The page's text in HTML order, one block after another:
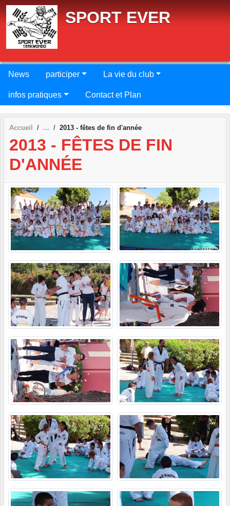
SPORT EVER
News participer La vie du club
infos pratiques Contact et Plan
Accueil 2013 - fêtes de fin d'année
2013 - FÊTES DE FIN
D'ANNÉE
Panneau de gestion des cookies